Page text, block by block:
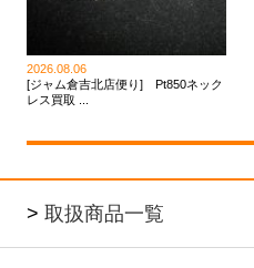
2026.08.06
[ジャム倉吉北店便り] Pt850ネック
レス買取 ...
> 取扱商品一覧